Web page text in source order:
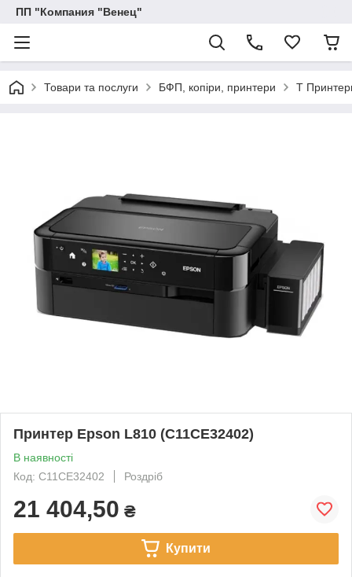
ПП "Компания "Венец"
Товари та послуги БФП, копіри, принтери T
Принтер Epson L810 (C11CE32402)
В наявності
Код: C11CE32402
Роздріб
21 404,50 ₴
Купити